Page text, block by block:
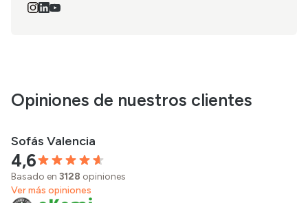
Opiniones de nuestros clientes
Sofás Valencia
4,6
Basado en 3128 opiniones
Ver más opiniones